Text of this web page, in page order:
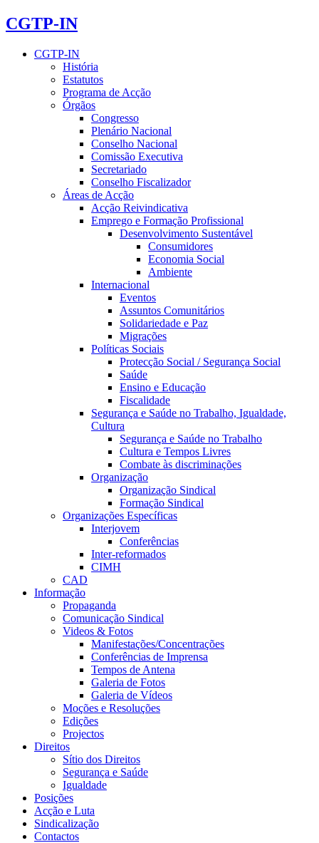
CGTP-IN
CGTP-IN
História
Estatutos
Programa de Acção
Órgãos
Congresso
Plenário Nacional
Conselho Nacional
Comissão Executiva
Secretariado
Conselho Fiscalizador
Áreas de Acção
Acção Reivindicativa
Emprego e Formação Profissional
Desenvolvimento Sustentável
Consumidores
Economia Social
Ambiente
Internacional
Eventos
Assuntos Comunitários
Solidariedade e Paz
Migrações
Políticas Sociais
Protecção Social / Segurança Social
Saúde
Ensino e Educação
Fiscalidade
Segurança e Saúde no Trabalho, Igualdade,
Cultura
Segurança e Saúde no Trabalho
Cultura e Tempos Livres
Combate às discriminações
Organização
Organização Sindical
Formação Sindical
Organizações Específicas
Interjovem
Conferências
Inter-reformados
CIMH
CAD
Informação
Propaganda
Comunicação Sindical
Videos & Fotos
Manifestações/Concentrações
Conferências de Imprensa
Tempos de Antena
Galeria de Fotos
Galeria de Vídeos
Moções e Resoluções
Edições
Projectos
Direitos
Sítio dos Direitos
Segurança e Saúde
Igualdade
Posições
Acção e Luta
Sindicalização
Contactos